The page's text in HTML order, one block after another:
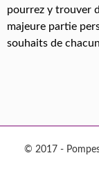
pourrez y trouver
majeure partie
souhaits de
© 2017 -